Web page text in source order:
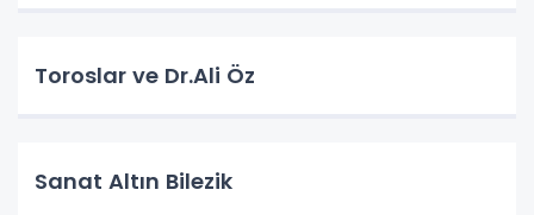
Toroslar ve Dr.Ali Öz
Sanat Altın Bilezik